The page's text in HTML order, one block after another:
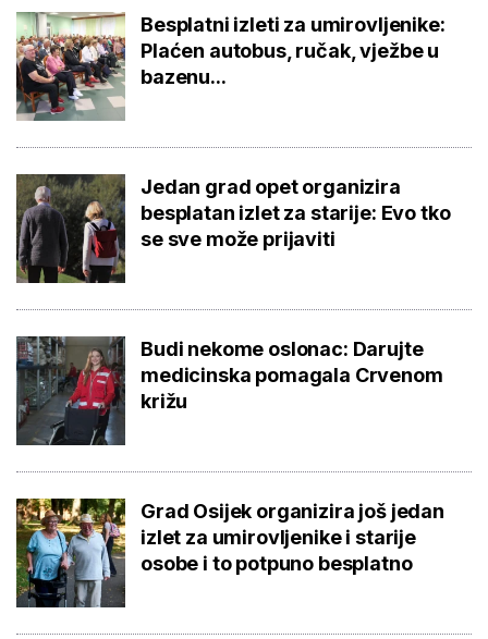
Besplatni izleti za umirovljenike:
Plaćen autobus, ručak, vježbe u
bazenu...
Jedan grad opet organizira
besplatan izlet za starije: Evo tko
se sve može prijaviti
Budi nekome oslonac: Darujte
medicinska pomagala Crvenom
križu
Grad Osijek organizira još jedan
izlet za umirovljenike i starije
osobe i to potpuno besplatno